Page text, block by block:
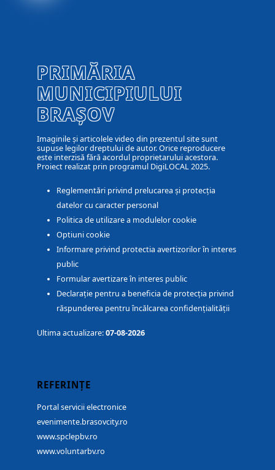
PRIMĂRIA
MUNICIPIULUI
BRAȘOV
Imaginile și articolele video din prezentul site sunt
supuse legilor dreptului de autor. Orice reproducere
este interzisă fără acordul proprietarului acestora.
Proiect realizat prin programul DigiLOCAL 2025.
Reglementări privind prelucarea și protecția
datelor cu caracter personal
Politica de utilizare a modulelor cookie
Optiuni cookie
Informare privind protectia avertizorilor în interes
public
Formular avertizare în interes public
Declarație pentru a beneficia de protecția privind
răspunderea pentru încălcarea confidențialității
Ultima actualizare:07-08-2026
REFERINȚE
Portal servicii electronice
evenimente.brasovcity.ro
www.spclepbv.ro
www.voluntarbv.ro